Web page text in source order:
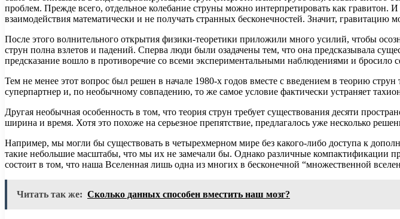
проблем. Прежде всего, отдельное колебание струны можно интерпретировать как гравитон.
взаимодействия математически и не получать странных бесконечностей. Значит, гравитацию
После этого волнительного открытия физики-теоретики приложили много усилий, чтобы
струн полна взлетов и падений. Сперва люди были озадачены тем, что она предсказывала
предсказание вошло в противоречие со всеми экспериментальными наблюдениями и бросило
Тем не менее этот вопрос был решен в начале 1980-х годов вместе с введением в теорию
суперпартнер и, по необычному совпадению, то же самое условие фактически устраняет
Другая необычная особенность в том, что теория струн требует существования десяти
ширина и время. Хотя это похоже на серьезное препятствие, предлагалось уже несколько
Например, мы могли бы существовать в четырехмерном мире без какого-либо доступа к
такие небольшие масштабы, что мы их не замечали бы. Однако различные
состоит в том, что наша Вселенная лишь одна из многих в бесконечной “множественной
Читать так же: Сколько данных способен вместить наш мозг?